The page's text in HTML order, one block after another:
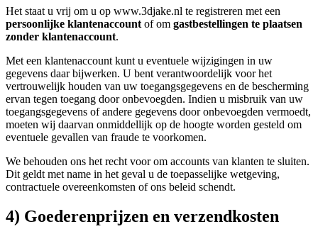
Het staat u vrij om u op www.3djake.nl te registreren met een
persoonlijke klantenaccount of om gastbestellingen te plaatsen
zonder klantenaccount.
Met een klantenaccount kunt u eventuele wijzigingen in uw
gegevens daar bijwerken. U bent verantwoordelijk voor het
vertrouwelijk houden van uw toegangsgegevens en de bescherming
ervan tegen toegang door onbevoegden. Indien u misbruik van uw
toegangsgegevens of andere gegevens door onbevoegden vermoedt,
moeten wij daarvan onmiddellijk op de hoogte worden gesteld om
eventuele gevallen van fraude te voorkomen.
We behouden ons het recht voor om accounts van klanten te sluiten.
Dit geldt met name in het geval u de toepasselijke wetgeving,
contractuele overeenkomsten of ons beleid schendt.
4) Goederenprijzen en verzendkosten